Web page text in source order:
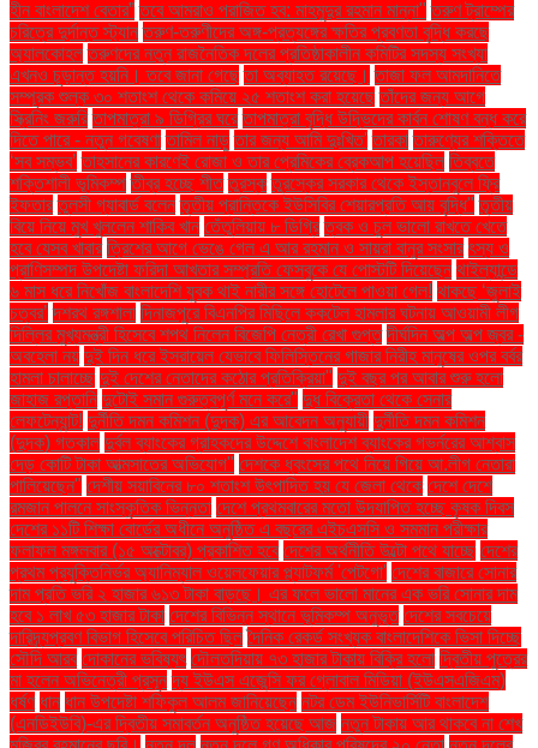
হীন বাংলাদেশ বেতার” তবে আমরাও পরাজিত হব: মাহমুদুর রহমান মান্না" তরুণ ট্রাম্পের
চরিত্রে দুর্দান্ত স্ট্যান তরুণ-তরুণীদের অঙ্গ-প্রত্যঙ্গের ক্ষতির প্রবণতা বৃদ্ধি করছে
অ্যালকোহল তরুণদের নতুন রাজনৈতিক দলের প্রতিষ্ঠাকালীন কমিটির সদস্য সংখ্যা
এখনও চূড়ান্ত হয়নি। তবে জানা গেছে তা অব্যাহত রয়েছে। তাজা ফল আমদানিতে
সম্পূরক শুল্ক ৩০ শতাংশ থেকে কমিয়ে ২৫ শতাংশ করা হয়েছে তাঁদের জন্য আগে
স্ক্রিনিং জরুরি তাপমাত্রা ৯ ডিগ্রির ঘরে তাপমাত্রা বৃদ্ধি উদ্ভিদের কার্বন শোষণ বন্ধ করে
দিতে পারে - নতুন গবেষণা তামিল নাড়ু তার জন্য আমি দুঃখিত' তারকা তারুণ্যের শক্তিতে
‘সব সম্ভব’ তাহসানের কারণেই রোজা ও তার প্রেমিকের ব্রেকআপ হয়েছিল তিব্বতে
শক্তিশালী ভূমিকম্প তীব্র হচ্ছে শীত তুরস্ক তুরস্কের সরকার থেকে ইস্তানবুলে ফ্রি
ইফতার তুলসী গ্যাবার্ড বলেন তৃতীয় প্রান্তিকে ইউসিবির শেয়ারপ্রতি আয় বৃদ্ধি" তৃতীয়
বিয়ে নিয়ে মুখ খুললেন শাকিব খান তেঁতুলিয়ায় ৮ ডিগ্রি ত্বক ও চুল ভালো রাখতে খেতে
হবে যেসব খাবার ত্রিশের আগে ভেঙে গেল এ আর রহমান ও সায়রা বানুর সংসার ৎস্য ও
প্রাণিসম্পদ উপদেষ্টা ফরিদা আখতার সম্প্রতি ফেসবুকে যে পোস্টটি দিয়েছেন থাইল্যান্ডে
৬ মাস ধরে নিখোঁজ বাংলাদেশি যুবক থাই নারীর সঙ্গে হোটেলে পাওয়া গেল! থাকছে ‘জুলাই
চত্বর’ দশরথ রঙ্গশালা দিনাজপুরে বিএনপির মিছিলে ককটেল হামলার ঘটনায় আওয়ামী লীগ
দিল্লির মুখ্যমন্ত্রী হিসেবে শপথ নিলেন বিজেপি নেত্রী রেখা গুপ্ত দীর্ঘদিন অল্প অল্প জ্বর -
অবহেলা নয় দুই দিন ধরে ইসরায়েল যেভাবে ফিলিস্তিনের গাজার নিরীহ মানুষের ওপর বর্বর
হামলা চালাচ্ছে দুই দেশের নেতাদের কঠোর প্রতিক্রিয়া" দুই বছর পর আবার শুরু হলো
জাহাজ রপ্তানি দুটোই সমান গুরুত্বপূর্ণ মনে করে" দুধ বিক্রেতা থেকে সেনার
লেফটেন্যান্ট! দুর্নীতি দমন কমিশন (দুদক) এর আবেদন অনুযায়ী দুর্নীতি দমন কমিশন
(দুদক) গতকাল দুর্বল ব্যাংকের গ্রাহকদের উদ্দেশে বাংলাদেশ ব্যাংকের গভর্নরের আশ্বাস
দেড় কোটি টাকা আত্মসাতের অভিযোগ" দেশকে ধ্বংসের পথে নিয়ে গিয়ে আ.লীগ নেতারা
পালিয়েছেন" দেশীয় সয়াবিনের ৮০ শতাংশ উৎপাদিত হয় যে জেলা থেকে দেশে দেশে
রমজান পালনে সাংস্কৃতিক ভিন্নতা দেশে প্রথমবারের মতো উদযাপিত হচ্ছে কৃষক দিবস
দেশের ১১টি শিক্ষা বোর্ডের অধীনে অনুষ্ঠিত এ বছরের এইচএসসি ও সমমান পরীক্ষার
ফলাফল মঙ্গলবার (১৫ অক্টোবর) প্রকাশিত হবে দেশের অর্থনীতি উল্টো পথে যাচ্ছে দেশের
প্রথম প্রযুক্তিনির্ভর অ্যানিম্যাল ওয়েলফেয়ার প্ল্যাটফর্ম 'পেটগো' দেশের বাজারে সোনার
দাম প্রতি ভরি ২ হাজার ৬১৩ টাকা বাড়ছে। এর ফলে ভালো মানের এক ভরি সোনার দাম
হবে ১ লাখ ৫৩ হাজার টাকা দেশের বিভিন্ন স্থানে ভূমিকম্প অনুভূত দেশের সবচেয়ে
দারিদ্র্যপ্রবণ বিভাগ হিসেবে পরিচিত ছিল দৈনিক রেকর্ড সংখ্যক বাংলাদেশিকে ভিসা দিচ্ছে
সৌদি আরব দোকানের ভবিষ্যৎ দৌলতদিয়ায় ৭৩ হাজার টাকায় বিক্রি হলো দ্বিতীয় পুত্রের
মা হলেন অভিনেত্রী প্রসূন দ্য ইউএস এজেন্সি ফর গ্লোবাল মিডিয়া (ইউএসএজিএম)
ধর্ষণ ধান ধান উপদেষ্টা শফিকুল আলম জানিয়েছেন নটর ডেম ইউনিভার্সিটি বাংলাদেশ
(এনডিইউবি)-এর দ্বিতীয় সমাবর্তন অনুষ্ঠিত হয়েছে আজ নতুন টাকায় আর থাকবে না শেখ